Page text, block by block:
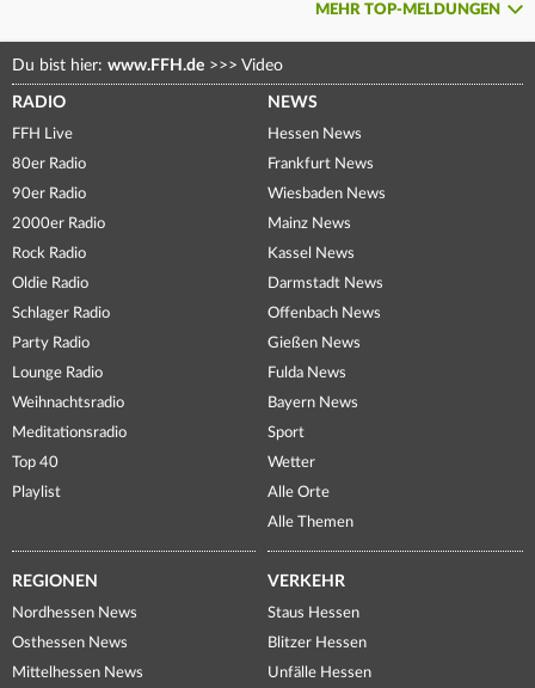
MEHR TOP-MELDUNGEN
Du bist hier: www.FFH.de >>> Video
RADIO
FFH Live
80er Radio
90er Radio
2000er Radio
Rock Radio
Oldie Radio
Schlager Radio
Party Radio
Lounge Radio
Weihnachtsradio
Meditationsradio
Top 40
Playlist
NEWS
Hessen News
Frankfurt News
Wiesbaden News
Mainz News
Kassel News
Darmstadt News
Offenbach News
Gießen News
Fulda News
Bayern News
Sport
Wetter
Alle Orte
Alle Themen
REGIONEN
Nordhessen News
Osthessen News
Mittelhessen News
VERKEHR
Staus Hessen
Blitzer Hessen
Unfälle Hessen